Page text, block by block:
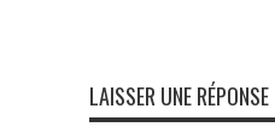
LAISSER UNE RÉPONSE